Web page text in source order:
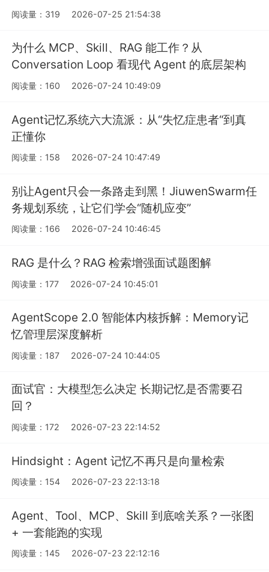
阅读量：319 2026-07-25 21:54:38
为什么 MCP、Skill、RAG 能工作？从
Conversation Loop 看现代 Agent 的底层架构
阅读量：160 2026-07-24 10:49:09
Agent记忆系统六大流派：从“失忆症患者“到真
正懂你
阅读量：158 2026-07-24 10:47:49
别让Agent只会一条路走到黑！JiuwenSwarm任
务规划系统，让它们学会“随机应变”
阅读量：166 2026-07-24 10:46:45
RAG 是什么？RAG 检索增强面试题图解
阅读量：177 2026-07-24 10:45:01
AgentScope 2.0 智能体内核拆解：Memory记
忆管理层深度解析
阅读量：187 2026-07-24 10:44:05
面试官：大模型怎么决定 长期记忆是否需要召
回？
阅读量：172 2026-07-23 22:14:52
Hindsight：Agent 记忆不再只是向量检索
阅读量：154 2026-07-23 22:13:18
Agent、Tool、MCP、Skill 到底啥关系？一张图
+ 一套能跑的实现
阅读量：145 2026-07-23 22:12:16